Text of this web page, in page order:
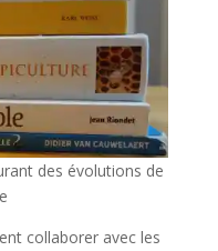
des évolutions de
collaborer avec les